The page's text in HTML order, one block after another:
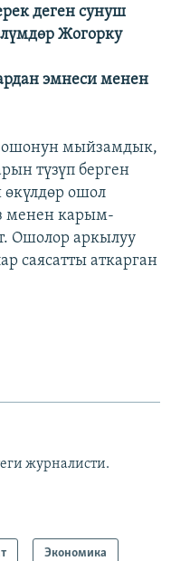
деген сунуш
Жогорку
эмнеси менен
ошонун мыйзамдык,
түзүп берген
өкүлдөр ошол
менен карым-
Ошолор аркылуу
саясатты аткарган
журналисти.
Экономика